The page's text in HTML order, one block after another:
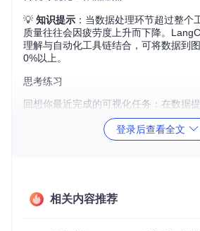
💡 知识提示 ：当数据处理环节超过整个
质量往往会因疲劳度上升而下降。
理解与自动化工具链结合，可将数据到
0%以上。
思考练习
回想你最近完成的可视化任务：在数据
个环节中，哪个环节占用了最多时间？
化，你的工作效率会提升多少？
层架构。与传统工具相比，它就像给计
登录后查看全文
相关内容推荐